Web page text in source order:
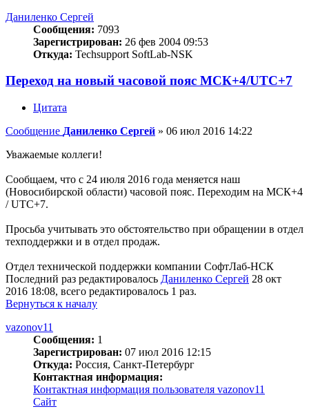
Даниленко Сергей
Сообщения: 7093
Зарегистрирован: 26 фев 2004 09:53
Откуда: Techsupport SoftLab-NSK
Переход на новый часовой пояс МСК+4/UTC+7
Цитата
Сообщение Даниленко Сергей » 06 июл 2016 14:22
Уважаемые коллеги!
Сообщаем, что с 24 июля 2016 года меняется наш
(Новосибирской области) часовой пояс. Переходим на МСК+4
/ UTC+7.
Просьба учитывать это обстоятельство при обращении в отдел
техподдержки и в отдел продаж.
Отдел технической поддержки компании СофтЛаб-НСК
Последний раз редактировалось Даниленко Сергей 28 окт
2016 18:08, всего редактировалось 1 раз.
Вернуться к началу
vazonov11
Сообщения: 1
Зарегистрирован: 07 июл 2016 12:15
Откуда: Россия, Санкт-Петербург
Контактная информация:
Контактная информация пользователя vazonov11
Сайт